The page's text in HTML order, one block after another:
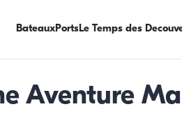
BateauxPortsLe Temps des
Aventure